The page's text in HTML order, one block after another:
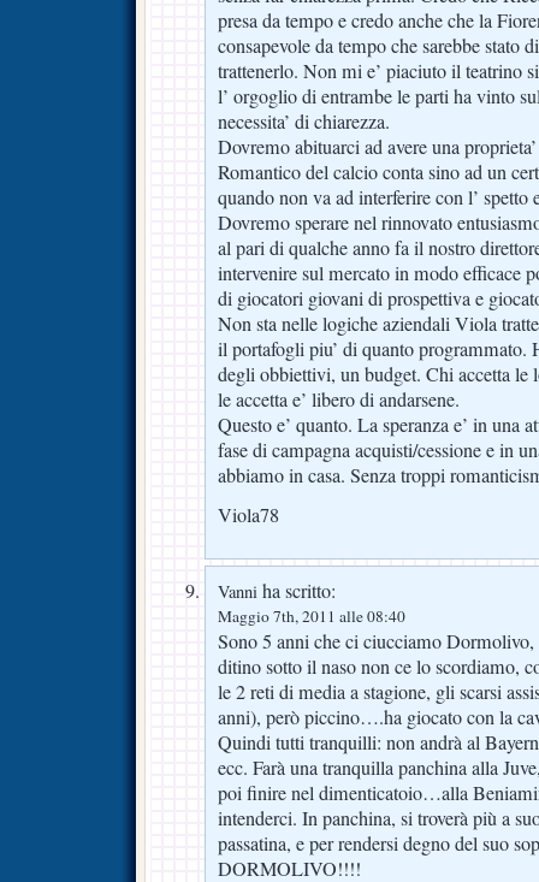
presa da tempo e credo anche che la
consapevole da tempo che sarebbe stato
trattenerlo. Non mi e’ piaciuto il teatrino
l’ orgoglio di entrambe le parti ha vinto
necessita’ di chiarezza.
Dovremo abituarci ad avere una
Romantico del calcio conta sino ad un
quando non va ad interferire con l’
Dovremo sperare nel rinnovato
al pari di qualche anno fa il nostro
intervenire sul mercato in modo efficace
di giocatori giovani di prospettiva e
Non sta nelle logiche aziendali Viola
il portafogli piu’ di quanto programmato.
degli obbiettivi, un budget. Chi accetta le
le accetta e’ libero di andarsene.
Questo e’ quanto. La speranza e’ in una
fase di campagna acquisti/cessione e in
abbiamo in casa. Senza troppi
Viola78
Vanni ha scritto:
Maggio 7th, 2011 alle 08:40
Sono 5 anni che ci ciucciamo
ditino sotto il naso non ce lo scordiamo,
le 2 reti di media a stagione, gli scarsi
anni), però piccino….ha giocato con la
Quindi tutti tranquilli: non andrà al
ecc. Farà una tranquilla panchina alla
poi finire nel dimenticatoio…alla
intenderci. In panchina, si troverà più a
passatina, e per rendersi degno del suo
DORMOLIVO!!!!